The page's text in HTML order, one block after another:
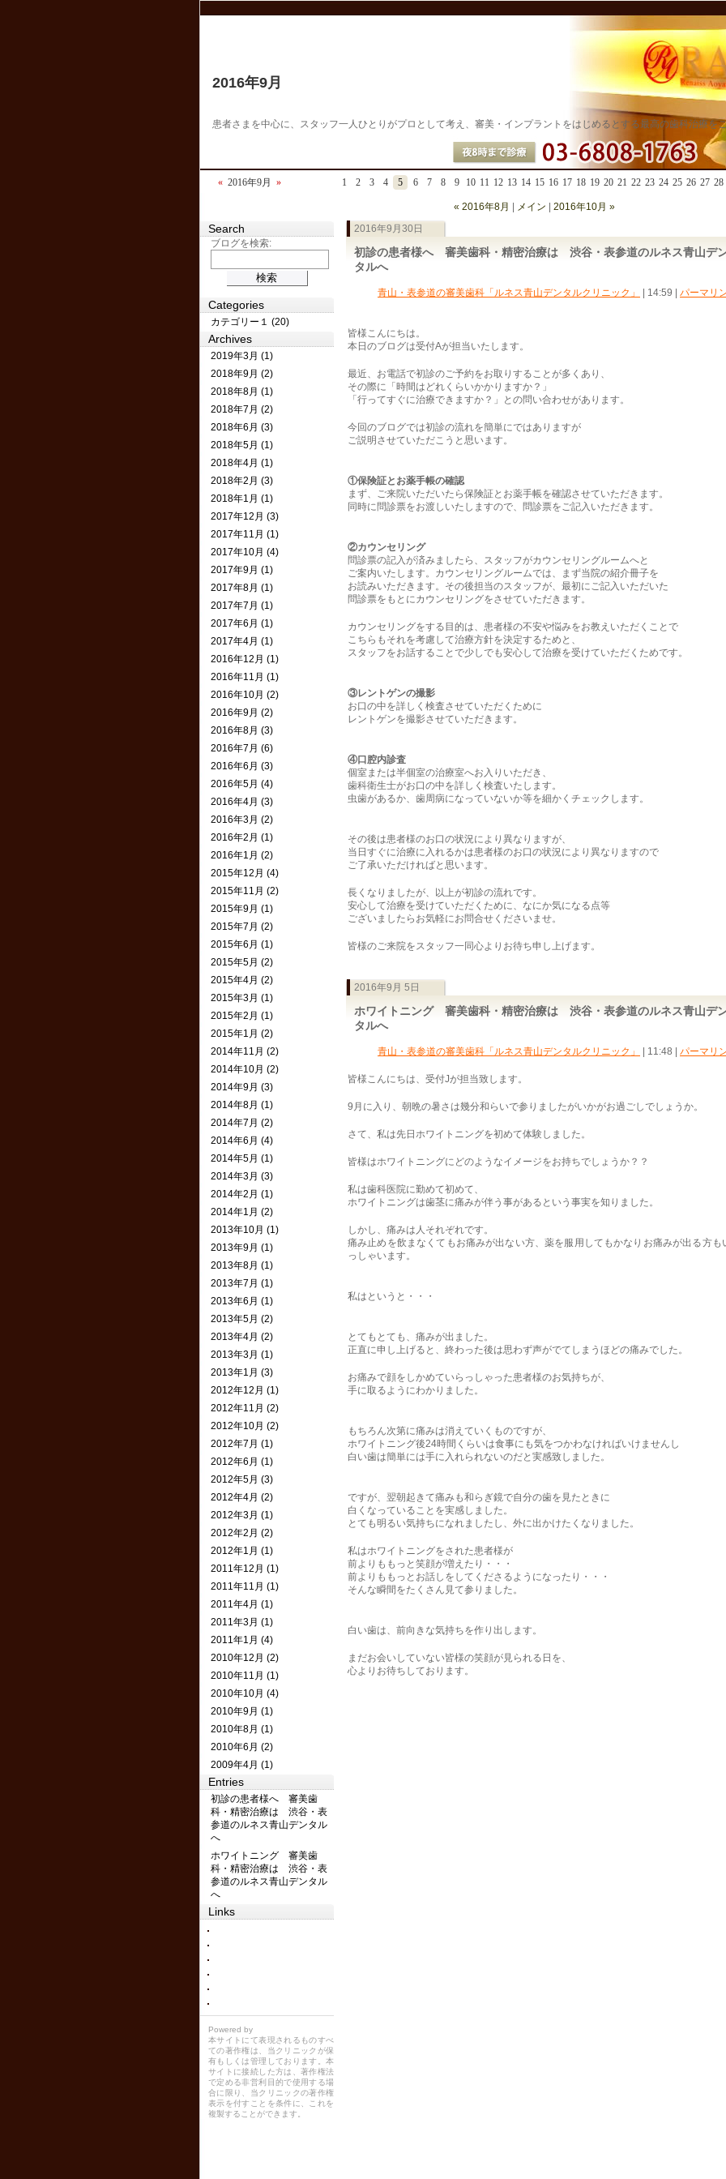
2016年9月
患者さまを中心に、スタッフ一人ひとりがプロとして考え、審美・インプラントをはじめるとする最高の歯科治療を
« 2016年9月 » 1 2 3 4 5 6 7 8 9 10 11 12 13 14 15 16 17 18 19 20 21 22 23 24 25 26 27 28
2016年9月30日
初診の患者様へ 審美歯科・精密治療は 渋谷・表参道のルネス青山デ
タルへ
青山・表参道の審美歯科「ルネス青山デンタルクリニック」 | 14:59 パーマリ
皆様こんにちは。
本日のブログは受付Aが担当いたします。
最近、お電話で初診のご予約をお取りすることが多くあり、
その際に「時間はどれくらいかかりますか？」
「行ってすぐに治療できますか？」との問い合わせがあります。
今回のブログでは初診の流れを簡単にではありますが
ご説明させていただこうと思います。
①保険証とお薬手帳の確認
まず、ご来院いただいたら保険証とお薬手帳を確認させていただきます。
同時に問診票をお渡しいたしますので、問診票をご記入いただきます。
②カウンセリング
問診票の記入が済みましたら、スタッフがカウンセリングルームへと
ご案内いたします。カウンセリングルームでは、まず当院の紹介冊子を
お読みいただきます。その後担当のスタッフが、最初にご記入いただいた
問診票をもとにカウンセリングをさせていただきます。
カウンセリングをする目的は、患者様の不安や悩みをお教えいただくことで
こちらもそれを考慮して治療方針を決定するためと、
スタッフをお話することで少しでも安心して治療を受けていただくためです。
③レントゲンの撮影
お口の中を詳しく検査させていただくために
レントゲンを撮影させていただきます。
④口腔内診査
個室または半個室の治療室へお入りいただき、
歯科衛生士がお口の中を詳しく検査いたします。
虫歯があるか、歯周病になっていないか等を細かくチェックします。
その後は患者様のお口の状況により異なりますが、
当日すぐに治療に入れるかは患者様のお口の状況により異なりますので
ご了承いただければと思います。
長くなりましたが、以上が初診の流れです。
安心して治療を受けていただくために、なにか気になる点等
ございましたらお気軽にお問合せくださいませ。
皆様のご来院をスタッフ一同心よりお待ち申し上げます。
2016年9月 5日
ホワイトニング 審美歯科・精密治療は 渋谷・表参道のルネス青山デ
タルへ
青山・表参道の審美歯科「ルネス青山デンタルクリニック」 | 11:48 パーマリ
皆様こんにちは、受付Jが担当致します。
9月に入り、朝晩の暑さは幾分和らいで参りましたがいかがお過ごしでしょうか。
さて、私は先日ホワイトニングを初めて体験しました。
皆様はホワイトニングにどのようなイメージをお持ちでしょうか？？
私は歯科医院に勤めて初めて、
ホワイトニングは歯茎に痛みが伴う事があるという事実を知りました。
しかし、痛みは人それぞれです。
痛み止めを飲まなくてもお痛みが出ない方、薬を服用してもかなりお痛みが出る方も
っしゃいます。
私はというと・・・
とてもとても、痛みが出ました。
正直に申し上げると、終わった後は思わず声がでてしまうほどの痛みでした。
お痛みで顔をしかめていらっしゃった患者様のお気持ちが、
手に取るようにわかりました。
もちろん次第に痛みは消えていくものですが、
ホワイトニング後24時間くらいは食事にも気をつかわなければいけませんし
白い歯は簡単には手に入れられないのだと実感致しました。
ですが、翌朝起きて痛みも和らぎ鏡で自分の歯を見たときに
白くなっていることを実感しました。
とても明るい気持ちになれましたし、外に出かけたくなりました。
私はホワイトニングをされた患者様が
前よりももっと笑顔が増えたり・・・
前よりももっとお話しをしてくださるようになったり・・・
そんな瞬間をたくさん見て参りました。
白い歯は、前向きな気持ちを作り出します。
まだお会いしていない皆様の笑顔が見られる日を、
心よりお待ちしております。
« 2016年8月 メイン 2016年10月 »
Search
ブログを検索:
Categories
カテゴリー１ (20)
Archives
2019年3月 (1)
2018年9月 (2)
2018年8月 (1)
2018年7月 (2)
2018年6月 (3)
2018年5月 (1)
2018年4月 (1)
2018年2月 (3)
2018年1月 (1)
2017年12月 (3)
2017年11月 (1)
2017年10月 (4)
2017年9月 (1)
2017年8月 (1)
2017年7月 (1)
2017年6月 (1)
2017年4月 (1)
2016年12月 (1)
2016年11月 (1)
2016年10月 (2)
2016年9月 (2)
2016年8月 (3)
2016年7月 (6)
2016年6月 (3)
2016年5月 (4)
2016年4月 (3)
2016年3月 (2)
2016年2月 (1)
2016年1月 (2)
2015年12月 (4)
2015年11月 (2)
2015年9月 (1)
2015年7月 (2)
2015年6月 (1)
2015年5月 (2)
2015年4月 (2)
2015年3月 (1)
2015年2月 (1)
2015年1月 (2)
2014年11月 (2)
2014年10月 (2)
2014年9月 (3)
2014年8月 (1)
2014年7月 (2)
2014年6月 (4)
2014年5月 (1)
2014年3月 (3)
2014年2月 (1)
2014年1月 (2)
2013年10月 (1)
2013年9月 (1)
2013年8月 (1)
2013年7月 (1)
2013年6月 (1)
2013年5月 (2)
2013年4月 (2)
2013年3月 (1)
2013年1月 (3)
2012年12月 (1)
2012年11月 (2)
2012年10月 (2)
2012年7月 (1)
2012年6月 (1)
2012年5月 (3)
2012年4月 (2)
2012年3月 (1)
2012年2月 (2)
2012年1月 (1)
2011年12月 (1)
2011年11月 (1)
2011年4月 (1)
2011年3月 (1)
2011年1月 (4)
2010年12月 (2)
2010年11月 (1)
2010年10月 (4)
2010年9月 (1)
2010年8月 (1)
2010年6月 (2)
2009年4月 (1)
Entries
初診の患者様へ 審美歯
科・精密治療は 渋谷・表
参道のルネス青山デンタル
へ
ホワイトニング 審美歯
科・精密治療は 渋谷・表
参道のルネス青山デンタル
へ
Links
Powered by
本サイトにて表現されるものすべ
ての著作権は、当クリニックが保
有もしくは管理しております。本
サイトに接続した方は、著作権法
で定める非営利目的で使用する場
合に限り、当クリニックの著作権
表示を付すことを条件に、これを
複製することができます。